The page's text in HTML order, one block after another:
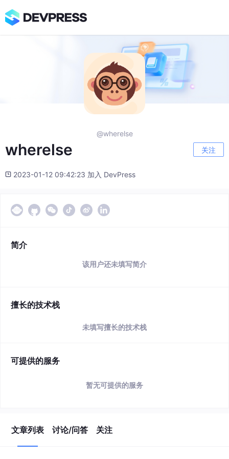
@wherelse
wherelse 关注
2023-01-12 09:42:23 加入 DevPress
简介
该用户还未填写简介
擅长的技术栈
未填写擅长的技术栈
可提供的服务
暂无可提供的服务
文章列表 讨论/问答 关注